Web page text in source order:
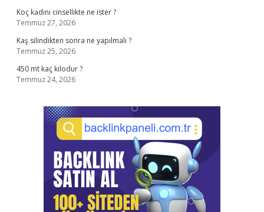
Koç kadını cinsellikte ne ister ?
Temmuz 27, 2026
Kaş silindikten sonra ne yapılmalı ?
Temmuz 25, 2026
450 mt kaç kilodur ?
Temmuz 24, 2026